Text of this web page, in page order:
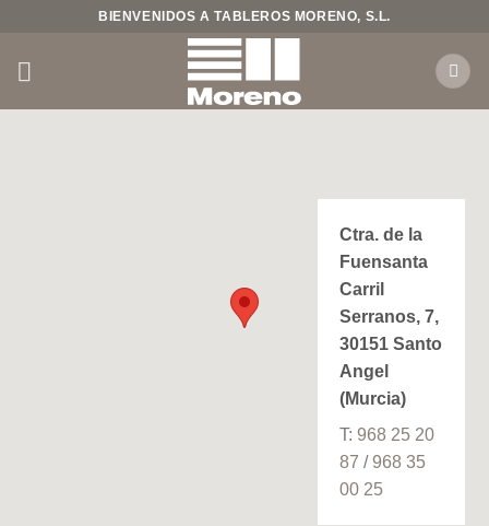
contenido
BIENVENIDOS A TABLEROS MORENO, S.L.
Ctra. de la
Fuensanta
Carril
Serranos, 7,
30151 Santo
Angel
(Murcia)
T:968 25 20
87 /968 35
00 25